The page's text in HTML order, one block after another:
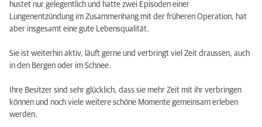
hustet nur gelegentlich und hatte zwei Episoden einer
Lungenentzündung im Zusammenhang mit der früheren Operation, hat
aber insgesamt eine gute Lebensqualität.
Sie ist weiterhin aktiv, läuft gerne und verbringt viel Zeit draussen, auch
in den Bergen oder im Schnee.
Ihre Besitzer sind sehr glücklich, dass sie mehr Zeit mit ihr verbringen
können und noch viele weitere schöne Momente gemeinsam erleben
werden.